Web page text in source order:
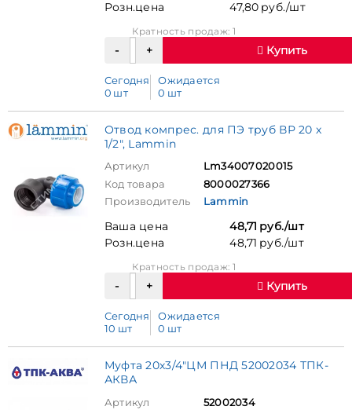
Розн.цена
47,80 руб./шт
Кратность продаж: 1
Купить
Сегодня
0 шт
Ожидается
0 шт
Отвод компрес. для ПЭ труб ВР 20 x
1/2", Lammin
Артикул
Lm34007020015
Код товара
8000027366
Производитель
Lammin
Ваша цена
48,71 руб./шт
Розн.цена
48,71 руб./шт
Кратность продаж: 1
Купить
Сегодня
10 шт
Ожидается
0 шт
Муфта 20х3/4"ЦМ ПНД 52002034 ТПК-
АКВА
Артикул
52002034